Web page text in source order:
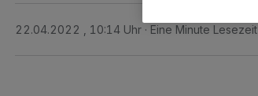
22.04.2022 , 10:14 Uhr Eine Minute Lesezeit